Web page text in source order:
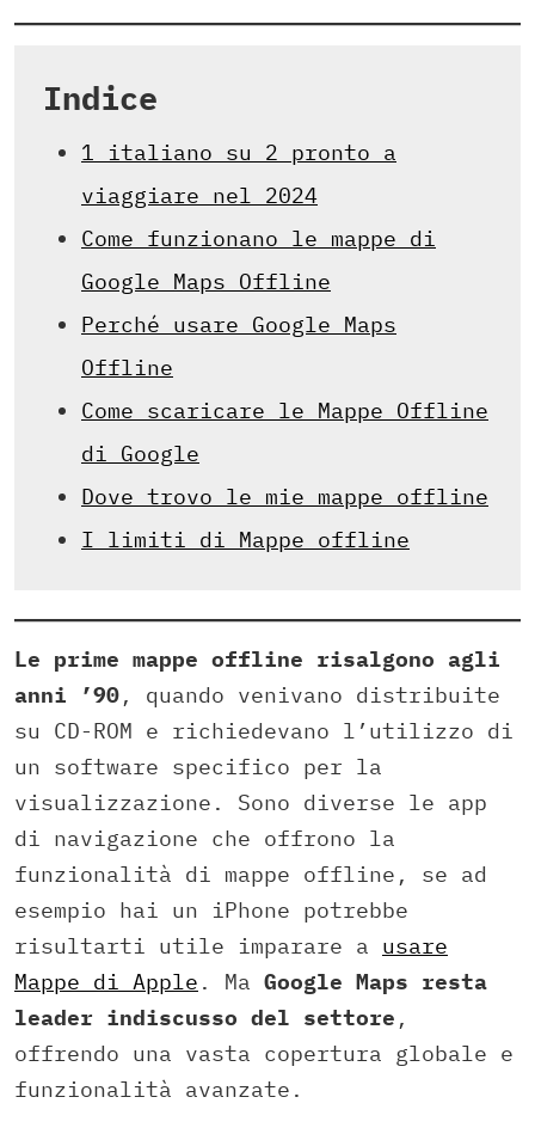
Indice
1 italiano su 2 pronto a
viaggiare nel 2024
Come funzionano le mappe di
Google Maps Offline
Perché usare Google Maps
Offline
Come scaricare le Mappe Offline
di Google
Dove trovo le mie mappe offline
I limiti di Mappe offline
Le prime mappe offline risalgono agli
anni ’90, quando venivano distribuite
su CD-ROM e richiedevano l’utilizzo di
un software specifico per la
visualizzazione. Sono diverse le app
di navigazione che offrono la
funzionalità di mappe offline, se ad
esempio hai un iPhone potrebbe
risultarti utile imparare a usare
Mappe di Apple . Ma Google Maps resta
leader indiscusso del settore ,
offrendo una vasta copertura globale e
funzionalità avanzate.